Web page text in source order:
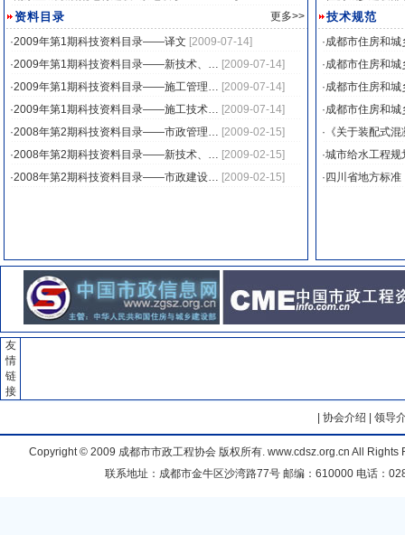
资料目录
更多>>
·2009年第1期科技资料目录——译文 [2009-07-14]
·2009年第1期科技资料目录——新技术、… [2009-07-14]
·2009年第1期科技资料目录——施工管理… [2009-07-14]
·2009年第1期科技资料目录——施工技术… [2009-07-14]
·2008年第2期科技资料目录——市政管理… [2009-02-15]
·2008年第2期科技资料目录——新技术、… [2009-02-15]
·2008年第2期科技资料目录——市政建设… [2009-02-15]
技术规范
·成都市住房和
·成都市住房和
·成都市住房和
·成都市住房和
· 《关于装配式
·城市给水工程规
· 四川省地方标
友
情
链
接
协会介绍 领导
Copyright © 2009 成都市市政工程协会 版权所有. www.cdsz.org.cn All
联系地址：成都市金牛区沙湾路77号 邮编：610000 电话：